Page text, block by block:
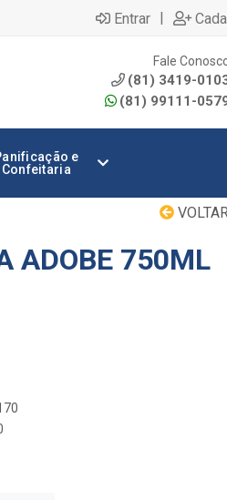
Entrar |
Fale
(81) 3419-
(81) 99111-
e
Confeitaria
ADOBE 750ML